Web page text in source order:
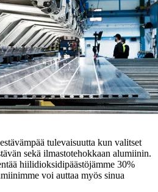
tulevaisuutta kun valitset
sekä ilmastotehokkaan alumiinin.
hiilidioksidipäästöjämme 30%
voi auttaa myös sinua